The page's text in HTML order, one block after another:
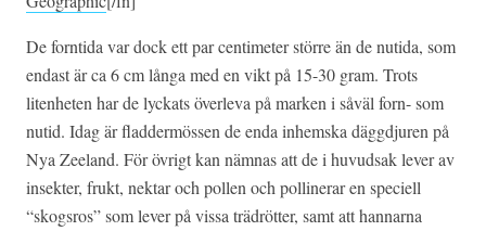
De forntida var dock ett par centimeter större än de nutida, som
endast är ca 6 cm långa med en vikt på 15-30 gram. Trots
litenheten har de lyckats överleva på marken i såväl forn- som
nutid. Idag är fladdermössen de enda inhemska däggdjuren på
Nya Zeeland. För övrigt kan nämnas att de i huvudsak lever av
insekter, frukt, nektar och pollen och pollinerar en speciell
“skogsros” som lever på vissa trädrötter, samt att hannarna